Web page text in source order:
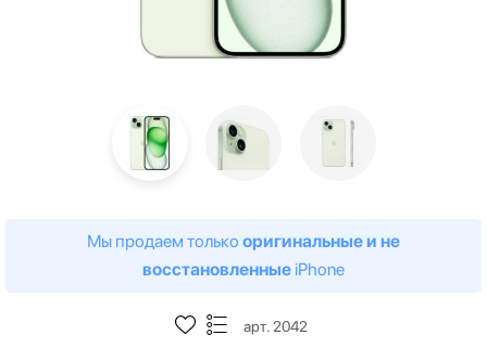
Мы продаем только оригинальные и не
восстановленные iPhone
арт. 2042